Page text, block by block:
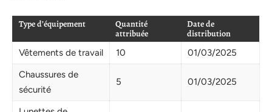
Type d’équipement
Quantité
attribuée
Date de
distribution
Vêtements de travail 10
01/03/2025
Chaussures de
sécurité
5 01/03/2025